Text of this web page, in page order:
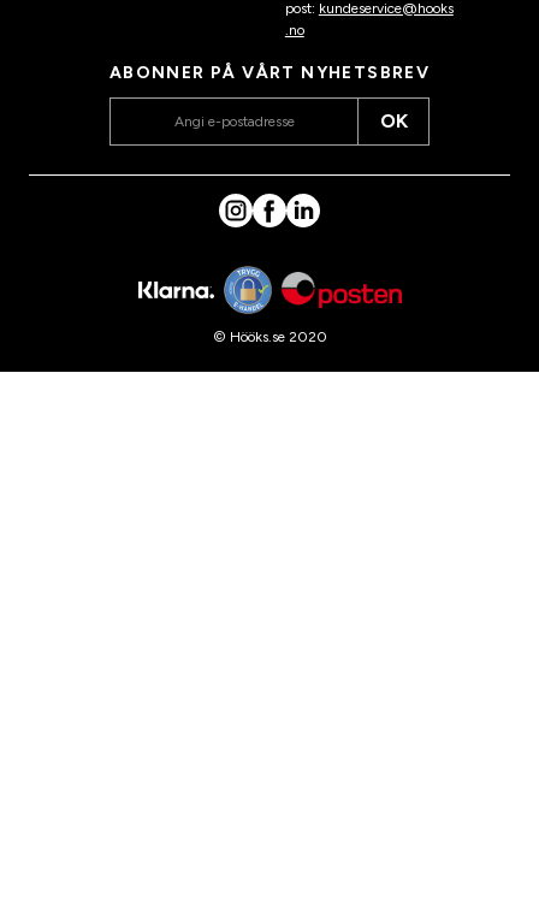
post: kundeservice@hooks
.no
ABONNER PÅ VÅRT NYHETSBREV
OK
© Hööks.se 2020